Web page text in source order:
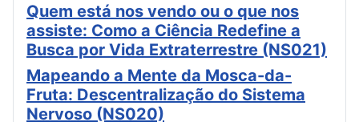
Quem está nos vendo ou o que nos
assiste: Como a Ciência Redefine a
Busca por Vida Extraterrestre (NS021)
Mapeando a Mente da Mosca-da-
Fruta: Descentralização do Sistema
Nervoso (NS020)